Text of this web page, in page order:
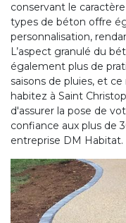
conservant le
types de béton offre
personnalisation,
L’aspect granulé du
également plus de
saisons de pluies, et
habitez à Saint
d'assurer la pose de
confiance aux plus de
entreprise DM Habitat.